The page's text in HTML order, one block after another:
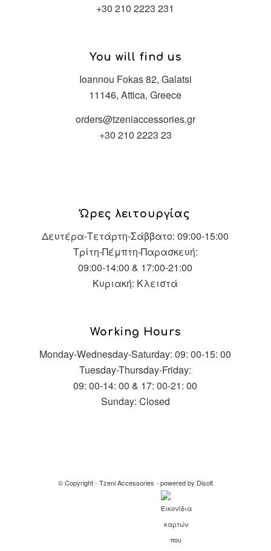
+30 210 2223 231
You will find us
Ioannou Fokas 82, Galatsi
11146, Attica, Greece
orders@tzeniaccessories.gr
+30 210 2223 23
Ώρες λειτουργίας
Δευτέρα-Τετάρτη-Σάββατο: 09:00-15:00
Τρίτη-Πέμπτη-Παρασκευή:
09:00-14:00 & 17:00-21:00
Κυριακή: Κλειστά
Working Hours
Monday-Wednesday-Saturday: 09: 00-15: 00
Tuesday-Thursday-Friday:
09: 00-14: 00 & 17: 00-21: 00
Sunday: Closed
© Copyright - Tzeni Accessories - powered by Disolt